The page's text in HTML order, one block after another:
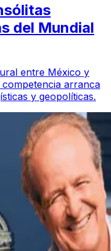
del Mundial
entre México y
arranca
y geopolíticas.